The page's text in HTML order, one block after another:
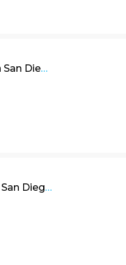
Linda casa campestre de 200 m2 en San Diego, El Salitre – La Calera
Linda casa campestre de 200m2 en San Diego, El Salitre – La Calera Cundinamarca